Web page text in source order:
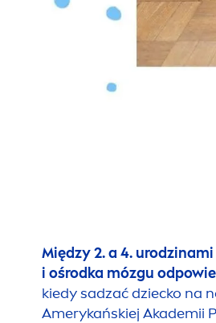
Między 2. a 4.
i ośrodka mózgu
kiedy sadzać dziecko na
Amerykańskiej Akademii